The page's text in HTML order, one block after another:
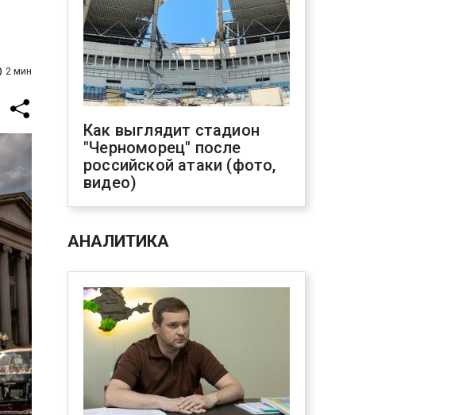
2 мин
Как выглядит стадион
"Черноморец" после
российской атаки (фото,
видео)
АНАЛИТИКА